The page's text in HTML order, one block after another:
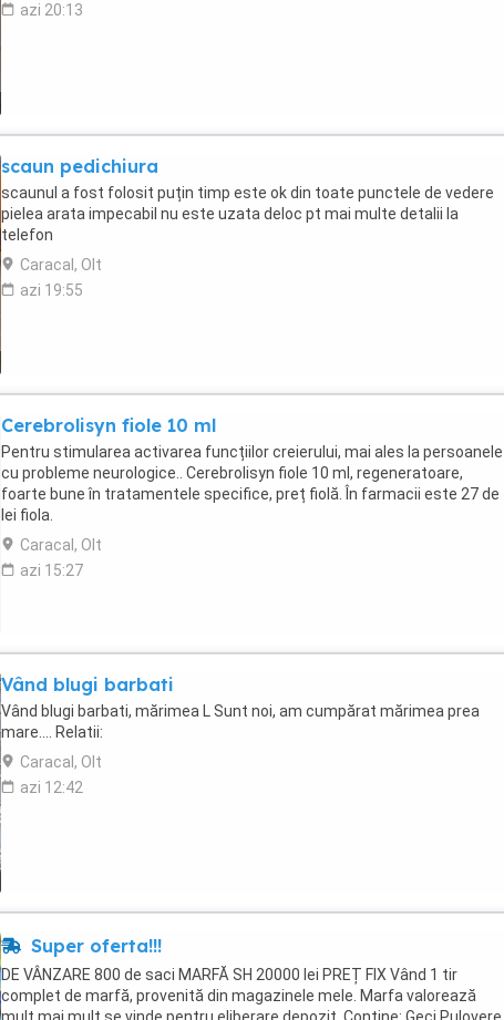
azi 20:13
scaun pedichiura
scaunul a fost folosit puțin timp este ok din toate punctele de vedere
pielea arata impecabil nu este uzata deloc pt mai multe detalii la
telefon
Caracal, Olt
azi 19:55
Cerebrolisyn fiole 10 ml
Pentru stimularea activarea funcțiilor creierului, mai ales la persoanele
cu probleme neurologice.. Cerebrolisyn fiole 10 ml, regeneratoare,
foarte bune în tratamentele specifice, preț fiolă. În farmacii este 27 de
lei fiola.
Caracal, Olt
azi 15:27
Vând blugi barbati
Vând blugi barbati, mărimea L Sunt noi, am cumpărat mărimea prea
mare.... Relatii:
Caracal, Olt
azi 12:42
Super oferta!!!
DE VÂNZARE 800 de saci MARFĂ SH 20000 lei PREȚ FIX Vând 1 tir
complet de marfă, provenită din magazinele mele. Marfa valorează